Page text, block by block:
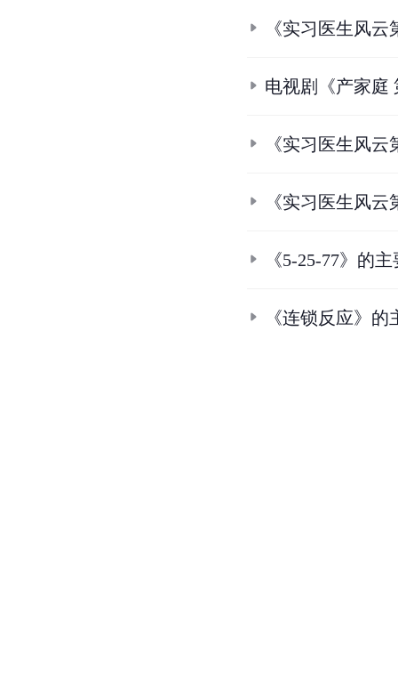
《实习医生风
电视剧《产家庭
《实习医生风
《实习医生风
《5-25-77》的
《连锁反应》的